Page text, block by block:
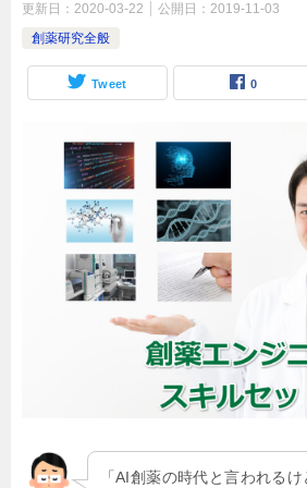
更新日： 2020-03-22 公開日： 2019-11-03
創薬研究全般
Tweet 0
「AI創薬の時代と言われる